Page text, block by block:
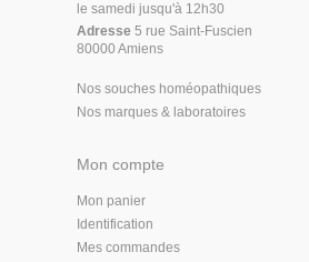
le samedi jusqu'à 12h30
Adresse 5 rue Saint-Fuscien
80000 Amiens
Nos souches homéopathiques
Nos marques & laboratoires
Mon compte
Mon panier
Identification
Mes commandes